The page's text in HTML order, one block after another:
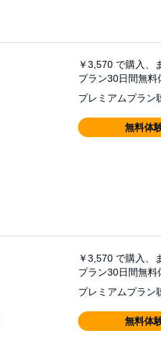
￥3,570 で購入、
プラン30日間無料
プレミアムプラン
無料体
￥3,570 で購入、
プラン30日間無料
プレミアムプラン
無料体